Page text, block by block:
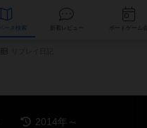
データベース
2014年～